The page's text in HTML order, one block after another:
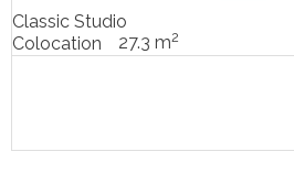
Classic Studio
Colocation
27.3 m2